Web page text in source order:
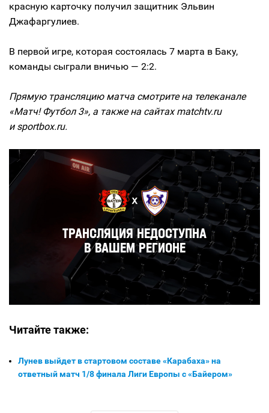
красную карточку получил защитник Эльвин
Джафаргулиев.
В первой игре, которая состоялась 7 марта в Баку,
команды сыграли вничью — 2:2.
Прямую трансляцию матча смотрите на телеканале
«Матч! Футбол 3», а также на сайтах matchtv.ru
и sportbox.ru.
Читайте также:
Лунев выйдет в стартовом составе «Карабаха» на
ответный матч 1/8 финала Лиги Европы с «Байером»